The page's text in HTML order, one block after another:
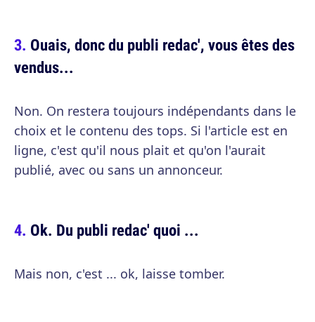
Ouais, donc du publi redac', vous êtes des
vendus...
Non. On restera toujours indépendants dans le
choix et le contenu des tops. Si l'article est en
ligne, c'est qu'il nous plait et qu'on l'aurait
publié, avec ou sans un annonceur.
Ok. Du publi redac' quoi ...
Mais non, c'est ... ok, laisse tomber.